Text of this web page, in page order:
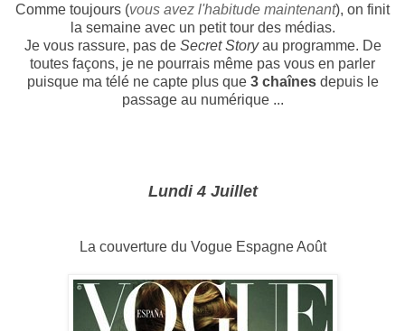
Comme toujours (vous avez l'habitude maintenant), on finit
la semaine avec un petit tour des médias.
Je vous rassure, pas de Secret Storyau programme. De
toutes façons, je ne pourrais même pas vous en parler
puisque ma télé ne capte plus que 3 chaînesdepuis le
passage au numérique ...
Lundi 4 Juillet
La couverture du Vogue Espagne Août